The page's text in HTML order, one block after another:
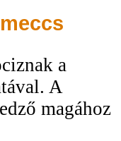
a
A
magához